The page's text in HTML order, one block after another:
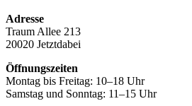
Adresse
Traum Allee 213
20020 Jetztdabei
Öffnungszeiten
Montag bis Freitag: 10–18 Uhr
Samstag und Sonntag: 11–15 Uhr